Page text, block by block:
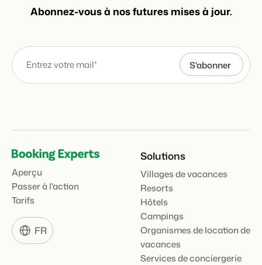
Abonnez-vous à nos futures mises à jour.
Aperçu
Passer à l'action
Tarifs
FR
Solutions
Villages de vacances
Resorts
Hôtels
Campings
Organismes de location de
vacances
Services de conciergerie